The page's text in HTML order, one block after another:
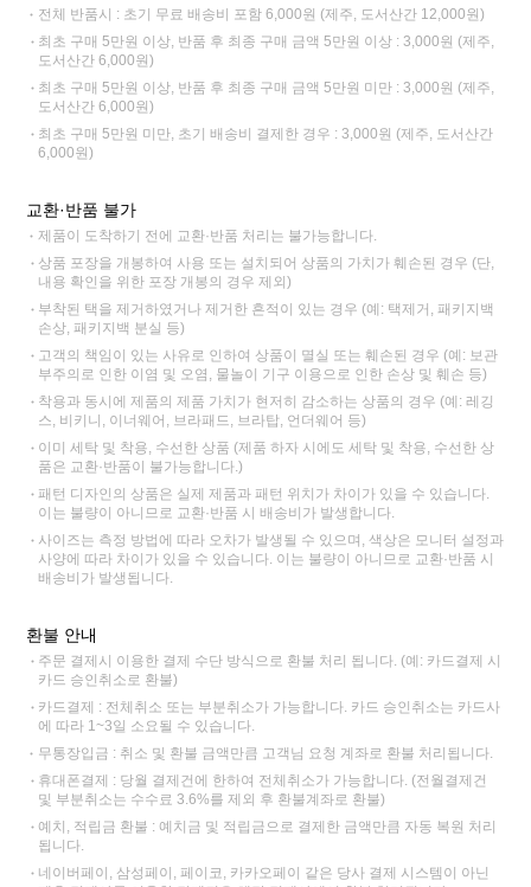
전체 반품시 : 초기 무료 배송비 포함 6,000원 (제주, 도서산간 12,000원)
최초 구매 5만원 이상, 반품 후 최종 구매 금액 5만원 이상 : 3,000원 (제주,
도서산간 6,000원)
최초 구매 5만원 이상, 반품 후 최종 구매 금액 5만원 미만 : 3,000원 (제주,
도서산간 6,000원)
최초 구매 5만원 미만, 초기 배송비 결제한 경우 : 3,000원 (제주, 도서산간
6,000원)
교환·반품 불가
제품이 도착하기 전에 교환·반품 처리는 불가능합니다.
상품 포장을 개봉하여 사용 또는 설치되어 상품의 가치가 훼손된 경우 (단,
내용 확인을 위한 포장 개봉의 경우 제외)
부착된 택을 제거하였거나 제거한 흔적이 있는 경우 (예: 택제거, 패키지백
손상, 패키지백 분실 등)
고객의 책임이 있는 사유로 인하여 상품이 멸실 또는 훼손된 경우 (예: 보관
부주의로 인한 이염 및 오염, 물놀이 기구 이용으로 인한 손상 및 훼손 등)
착용과 동시에 제품의 제품 가치가 현저히 감소하는 상품의 경우 (예: 레깅
스, 비키니, 이너웨어, 브라패드, 브라탑, 언더웨어 등)
이미 세탁 및 착용, 수선한 상품 (제품 하자 시에도 세탁 및 착용, 수선한 상
품은 교환·반품이 불가능합니다.)
패턴 디자인의 상품은 실제 제품과 패턴 위치가 차이가 있을 수 있습니다.
이는 불량이 아니므로 교환·반품 시 배송비가 발생합니다.
사이즈는 측정 방법에 따라 오차가 발생될 수 있으며, 색상은 모니터 설정과
사양에 따라 차이가 있을 수 있습니다. 이는 불량이 아니므로 교환·반품 시
배송비가 발생됩니다.
환불 안내
주문 결제시 이용한 결제 수단 방식으로 환불 처리 됩니다. (예: 카드결제 시
카드 승인취소로 환불)
카드결제 : 전체취소 또는 부분취소가 가능합니다. 카드 승인취소는 카드사
에 따라 1~3일 소요될 수 있습니다.
무통장입금 : 취소 및 환불 금액만큼 고객님 요청 계좌로 환불 처리됩니다.
휴대폰결제 : 당월 결제건에 한하여 전체취소가 가능합니다. (전월결제건
및 부분취소는 수수료 3.6%를 제외 후 환불계좌로 환불)
예치, 적립금 환불 : 예치금 및 적립금으로 결제한 금액만큼 자동 복원 처리
됩니다.
네이버페이, 삼성페이, 페이코, 카카오페이 같은 당사 결제 시스템이 아닌